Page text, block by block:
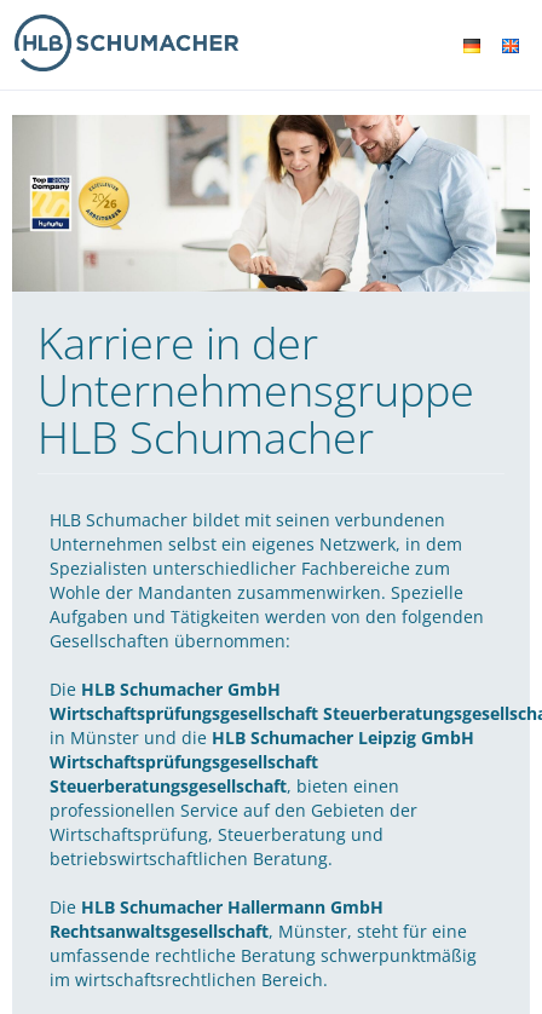
Karriere in der
Unternehmensgruppe
HLB Schumacher
HLB Schumacher bildet mit seinen verbundenen
Unternehmen selbst ein eigenes Netzwerk, in dem
Spezialisten unterschiedlicher Fachbereiche zum
Wohle der Mandanten zusammenwirken. Spezielle
Aufgaben und Tätigkeiten werden von den folgenden
Gesellschaften übernommen:
Die HLB Schumacher GmbH
Wirtschaftsprüfungsgesellschaft
in Münster und die HLB Schumacher Leipzig GmbH
Wirtschaftsprüfungsgesellschaft
Steuerberatungsgesellschaft, bieten einen
professionellen Service auf den Gebieten der
Wirtschaftsprüfung, Steuerberatung und
betriebswirtschaftlichen Beratung.
Die HLB Schumacher Hallermann GmbH
Rechtsanwaltsgesellschaft, Münster, steht für eine
umfassende rechtliche Beratung schwerpunktmäßig
im wirtschaftsrechtlichen Bereich.